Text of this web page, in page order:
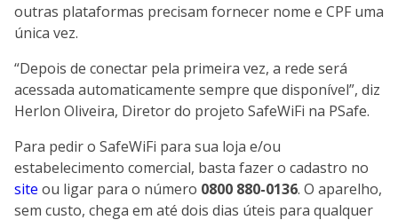
outras plataformas precisam fornecer nome e CPF uma
única vez.
“Depois de conectar pela primeira vez, a rede será
acessada automaticamente sempre que disponível”, diz
Herlon Oliveira, Diretor do projeto SafeWiFi na PSafe.
Para pedir o SafeWiFi para sua loja e/ou
estabelecimento comercial, basta fazer o cadastro no
site ou ligar para o número 0800 880-0136. O aparelho,
sem custo, chega em até dois dias úteis para qualquer